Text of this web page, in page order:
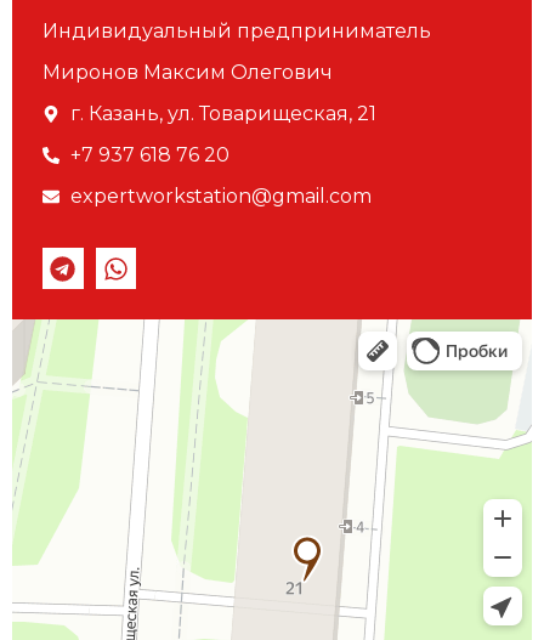
Индивидуальный предприниматель
Миронов Максим Олегович
г. Казань, ул. Товарищеская, 21
+7 937 618 76 20
expertworkstation@gmail.com